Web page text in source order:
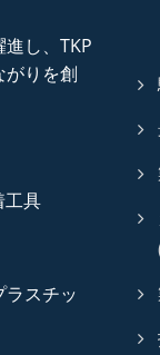
進し、TKP
がりを創
工具
スチッ